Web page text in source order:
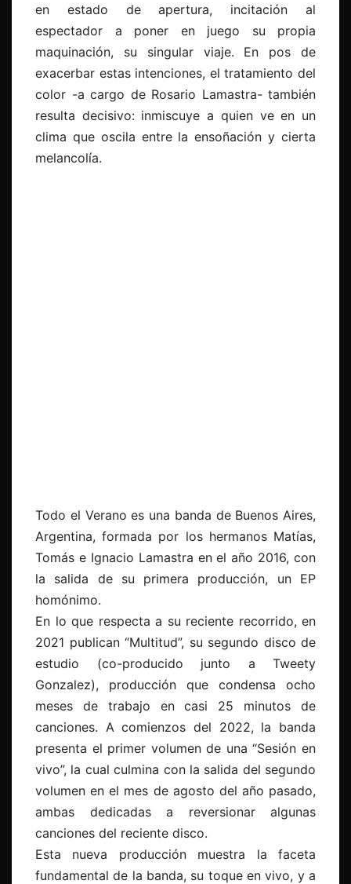
en estado de apertura, incitación al
espectador a poner en juego su propia
maquinación, su singular viaje. En pos de
exacerbar estas intenciones, el tratamiento del
color -a cargo de Rosario Lamastra- también
resulta decisivo: inmiscuye a quien ve en un
clima que oscila entre la ensoñación y cierta
melancolía.
Todo el Verano es una banda de Buenos Aires,
Argentina, formada por los hermanos Matías,
Tomás e Ignacio Lamastra en el año 2016, con
la salida de su primera producción, un EP
homónimo.
En lo que respecta a su reciente recorrido, en
2021 publican “Multitud”, su segundo disco de
estudio (co-producido junto a Tweety
Gonzalez), producción que condensa ocho
meses de trabajo en casi 25 minutos de
canciones. A comienzos del 2022, la banda
presenta el primer volumen de una “Sesión en
vivo”, la cual culmina con la salida del segundo
volumen en el mes de agosto del año pasado,
ambas dedicadas a reversionar algunas
canciones del reciente disco.
Esta nueva producción muestra la faceta
fundamental de la banda, su toque en vivo, y a